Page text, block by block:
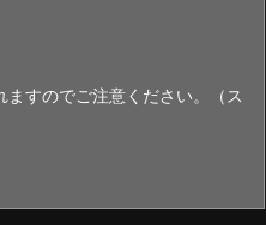
すのでご注意ください。（ス